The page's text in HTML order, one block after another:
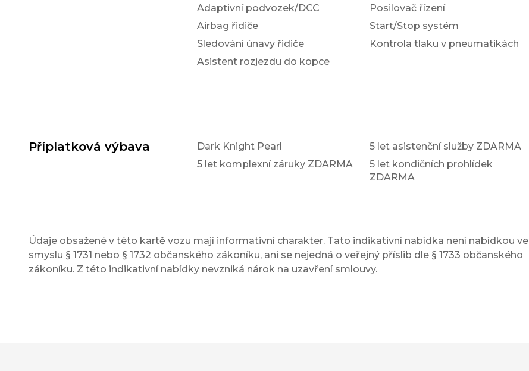
Adaptivní podvozek/DCC
Airbag řidiče
Sledování únavy řidiče
Asistent rozjezdu do kopce
Posilovač řízení
Start/Stop systém
Kontrola tlaku v pneumatikách
Příplatková výbava
Dark Knight Pearl
5 let komplexní záruky ZDARMA
5 let asistenční služby ZDARMA
5 let kondičních prohlídek
ZDARMA
Údaje obsažené v této kartě vozu mají informativní charakter. Tato indikativní nabídka není nabídkou ve
smyslu § 1731 nebo § 1732 občanského zákoníku, ani se nejedná o veřejný příslib dle § 1733 občanského
zákoníku. Z této indikativní nabídky nevzniká nárok na uzavření smlouvy.